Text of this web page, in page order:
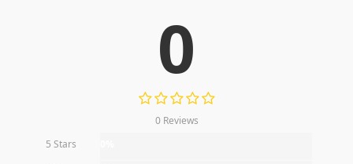
0
0 Reviews
5 Stars